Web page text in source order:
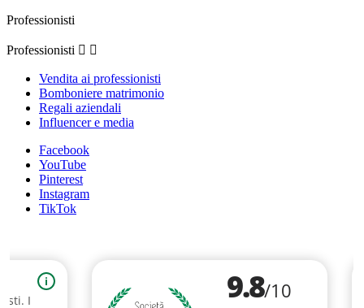
Professionisti
Professionisti  
Vendita ai professionisti
Bomboniere matrimonio
Regali aziendali
Influencer e media
Facebook
YouTube
Pinterest
Instagram
TikTok